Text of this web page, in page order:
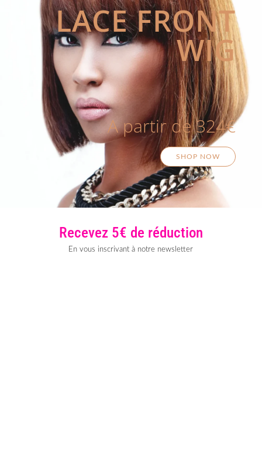
LACE FRONT
WIG
A partir de 324€
SHOP NOW
Recevez 5€ de réduction
En vous inscrivant à notre newsletter